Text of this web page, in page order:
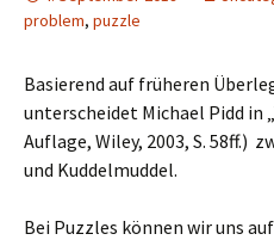
problem, puzzle
Basierend auf früheren
unterscheidet Michael Pidd in
Auflage, Wiley, 2003, S. 58ff.)
und Kuddelmuddel.
Bei Puzzles können wir uns